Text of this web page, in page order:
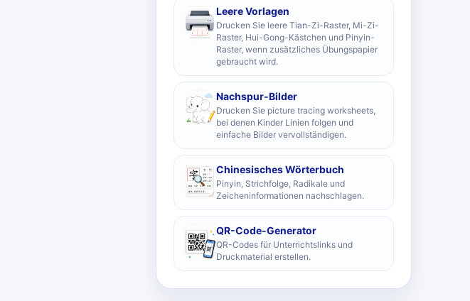
Leere Vorlagen
Drucken Sie leere Tian-Zi-Raster, Mi-Zi-
Raster, Hui-Gong-Kästchen und Pinyin-
Raster, wenn zusätzliches Übungspapier
gebraucht wird.
Nachspur-Bilder
Drucken Sie picture tracing worksheets,
bei denen Kinder Linien folgen und
einfache Bilder vervollständigen.
Chinesisches Wörterbuch
Pinyin, Strichfolge, Radikale und
Zeicheninformationen nachschlagen.
QR-Code-Generator
QR-Codes für Unterrichtslinks und
Druckmaterial erstellen.